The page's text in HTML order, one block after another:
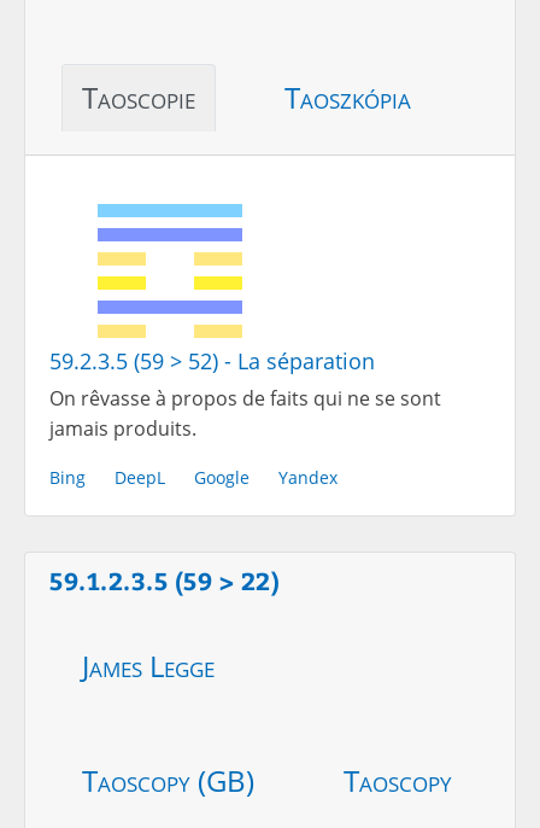
Taoscopie Taoszkópia
59.2.3.5 (59 > 52) - La séparation
On rêvasse à propos de faits qui ne se sont
jamais produits.
Bing DeepL Google Yandex
59.1.2.3.5 (59 > 22)
James Legge
Taoscopy (GB) Taoscopy